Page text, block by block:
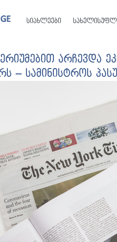
სიახლეები
არჩევდა
– სამინისტროს